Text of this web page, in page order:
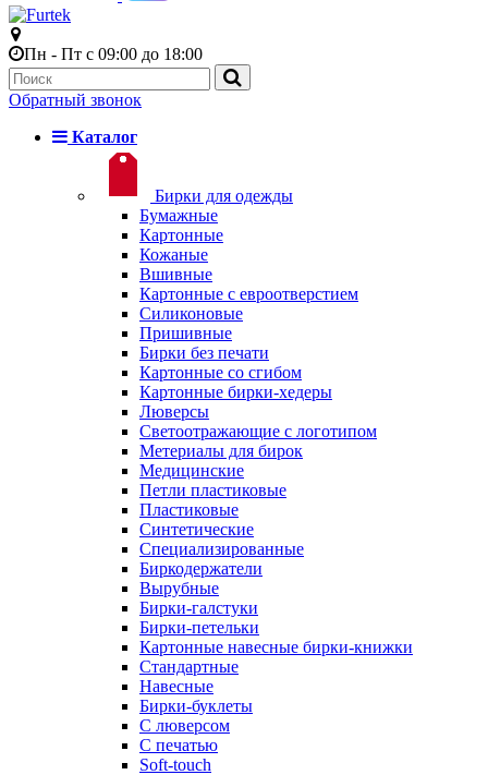
Пн - Пт с 09:00 до 18:00
Обратный звонок
Каталог
Бирки для одежды
Бумажные
Картонные
Кожаные
Вшивные
Картонные с евроотверстием
Силиконовые
Пришивные
Бирки без печати
Картонные со сгибом
Картонные бирки-хедеры
Люверсы
Светоотражающие с логотипом
Метериалы для бирок
Медицинские
Петли пластиковые
Пластиковые
Синтетические
Специализированные
Биркодержатели
Вырубные
Бирки-галстуки
Бирки-петельки
Картонные навесные бирки-книжки
Стандартные
Навесные
Бирки-буклеты
С люверсом
С печатью
Soft-touch